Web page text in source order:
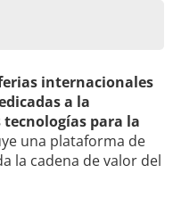
internacionales
a la
para la
una plataforma de
la cadena de valor del